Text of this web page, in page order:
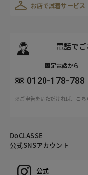
お店で試着サービス
電話で
固定電話から
0120-178-788
※ご申告をいただければ、こち
DoCLASSE
公式SNSアカウント
公式